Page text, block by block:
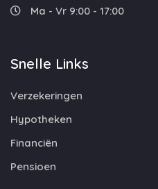
Ma - Vr 9:00 - 17:00
Snelle Links
Verzekeringen
Hypotheken
Financiën
Pensioen